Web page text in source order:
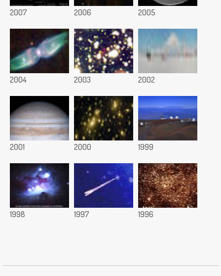
2007 2006 2005
2004 2003 2002
2001 2000 1999
1998 1997 1996